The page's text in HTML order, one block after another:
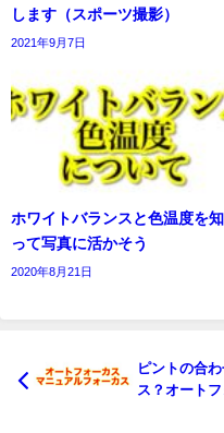
します（スポーツ撮影）
2021年9月7日
ホワイトバランスと色温度を知
って写真に活かそう
2020年8月21日
ピントの合
ス？オート